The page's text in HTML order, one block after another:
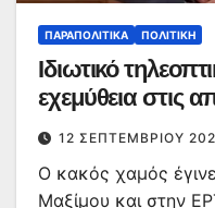
ΠΑΡΑΠΟΛΙΤΙΚΆ ΠΟΛΙΤΙΚΉ
Ιδιωτικό
εχεμύθεια στις
12 ΣΕΠΤΕΜΒΡΊΟΥ
Ο κακός χαμός
Μαξίμου και στην